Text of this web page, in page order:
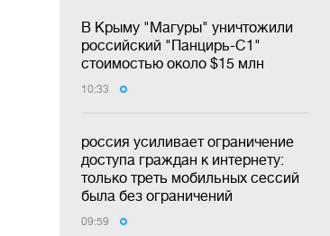
В Крыму "Магуры" уничтожили
российский "Панцирь-С1"
стоимостью около $15 млн
10:33
россия усиливает ограничение
доступа граждан к интернету:
только треть мобильных сессий
была без ограничений
09:59